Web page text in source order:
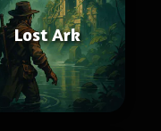
Lost Ark